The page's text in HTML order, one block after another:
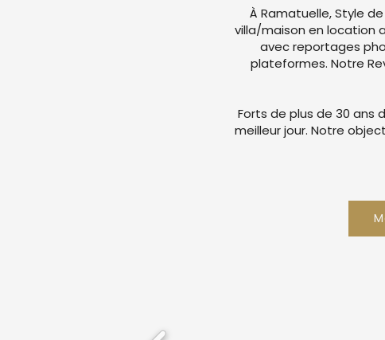
À Ramatuelle, Style
villa/maison en location
avec reportages
plateformes. Notre
Forts de plus de 30 ans
meilleur jour. Notre